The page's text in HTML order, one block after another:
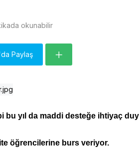
okunabilir
Paylaş
bu yıl da maddi desteğe ihtiyaç
öğrencilerine burs veriyor.